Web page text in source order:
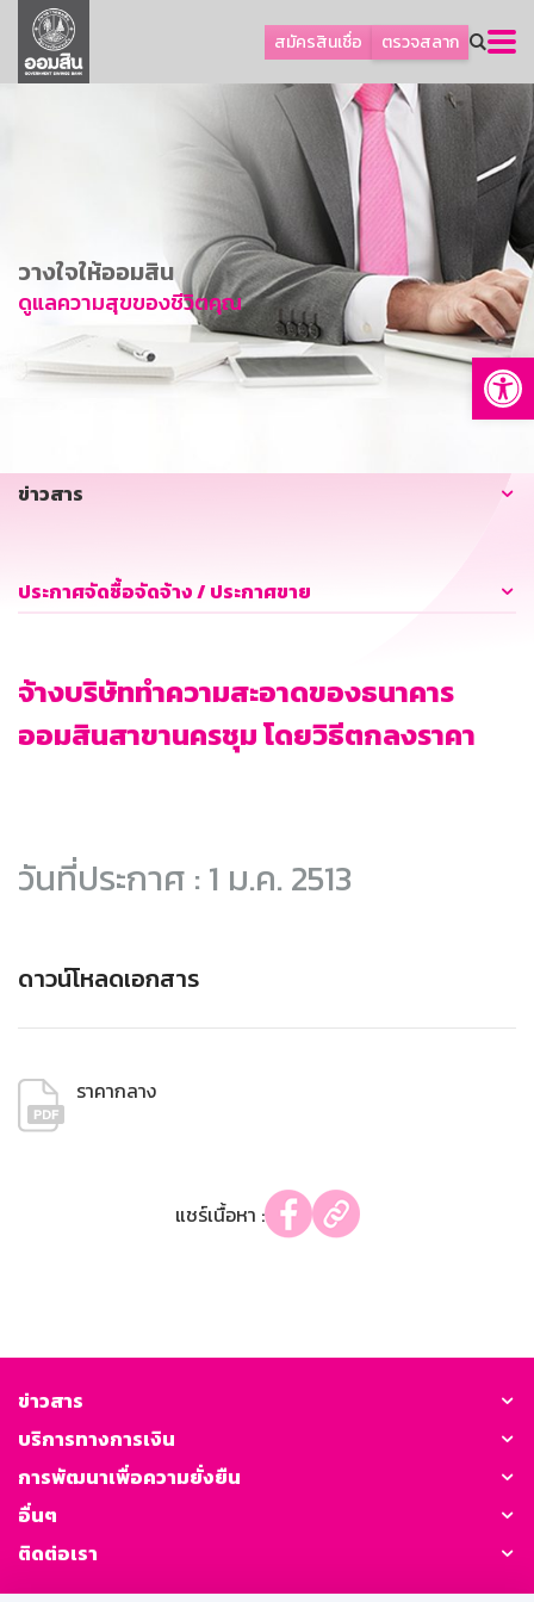
สมัครสินเชื่อ ตรวจสลาก
ลูกค้าธุรกิจ
ลูกค้าผู้ประกอบรายย่อย
การพัฒนาที่ยั่งยืน
ข่าวสาร
บริการทางการเงิน
อื่นๆ
วางใจให้ออมสิน
ดูแลความสุขของชีวิตคุณ
ข่าวสาร
ประกาศจัดซื้อจัดจ้าง / ประกาศขาย
จ้างบริษัททำความสะอาดของธนาคาร
ออมสินสาขานครชุม โดยวิธีตกลงราคา
วันที่ประกาศ : 1 ม.ค. 2513
ดาวน์โหลดเอกสาร
ราคากลาง
แชร์เนื้อหา :
ข่าวสาร
บริการทางการเงิน
การพัฒนาเพื่อความยั่งยืน
อื่นๆ
ติดต่อเรา